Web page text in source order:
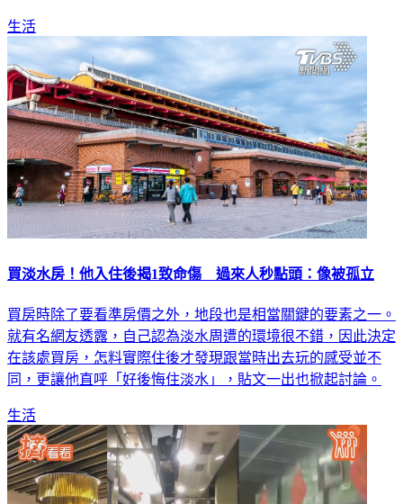
生活
買淡水房！他入住後揭1致命傷 過來人秒點頭：像被孤立
買房時除了要看準房價之外，地段也是相當關鍵的要素之一。
就有名網友透露，自己認為淡水周遭的環境很不錯，因此決定
在該處買房，怎料實際住後才發現跟當時出去玩的感受並不
同，更讓他直呼「好後悔住淡水」，貼文一出也掀起討論。
生活